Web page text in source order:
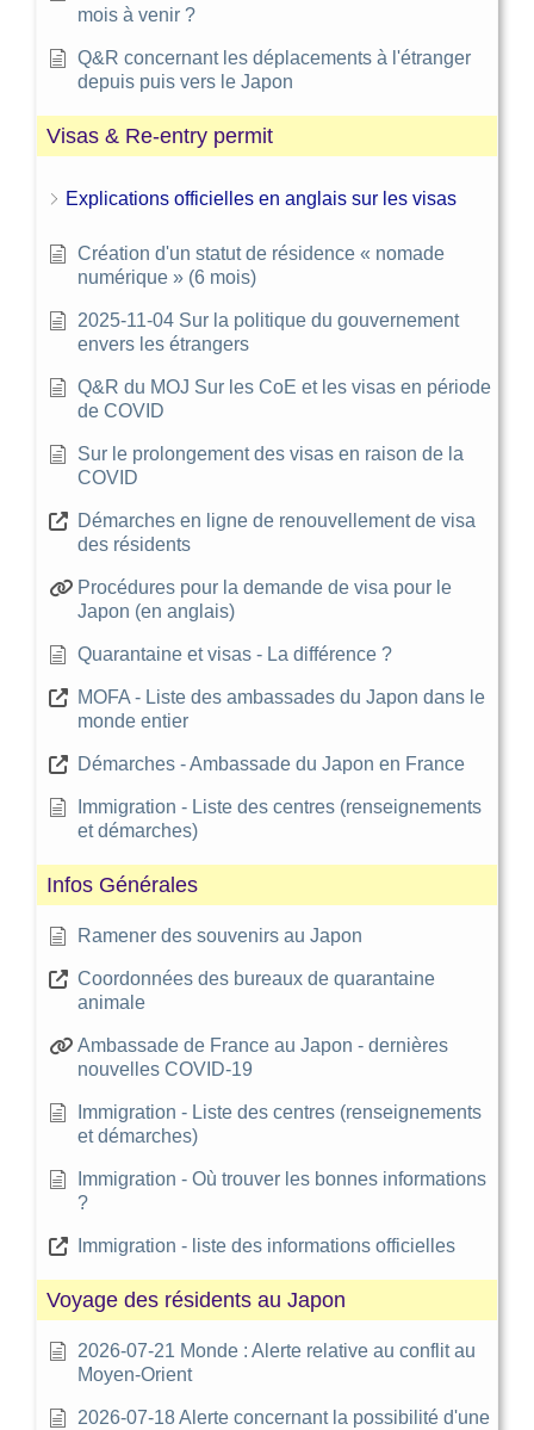
mois à venir ?
Q&R concernant les déplacements à l'étranger
depuis puis vers le Japon
Visas & Re-entry permit
Explications officielles en anglais sur les visas
Création d'un statut de résidence « nomade
numérique » (6 mois)
2025-11-04 Sur la politique du gouvernement
envers les étrangers
Q&R du MOJ Sur les CoE et les visas en période
de COVID
Sur le prolongement des visas en raison de la
COVID
Démarches en ligne de renouvellement de visa
des résidents
Procédures pour la demande de visa pour le
Japon (en anglais)
Quarantaine et visas - La différence ?
MOFA - Liste des ambassades du Japon dans le
monde entier
Démarches - Ambassade du Japon en France
Immigration - Liste des centres (renseignements
et démarches)
Infos Générales
Ramener des souvenirs au Japon
Coordonnées des bureaux de quarantaine
animale
Ambassade de France au Japon - dernières
nouvelles COVID-19
Immigration - Liste des centres (renseignements
et démarches)
Immigration - Où trouver les bonnes informations
?
Immigration - liste des informations officielles
Voyage des résidents au Japon
2026-07-21 Monde : Alerte relative au conflit au
Moyen-Orient
2026-07-18 Alerte concernant la possibilité d'une